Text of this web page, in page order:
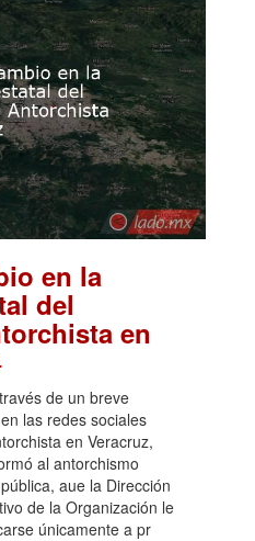
en la
del
en
de un breve
las redes sociales
en Veracruz,
al antorchismo
aue la Dirección
de la Organización le
únicamente a pr